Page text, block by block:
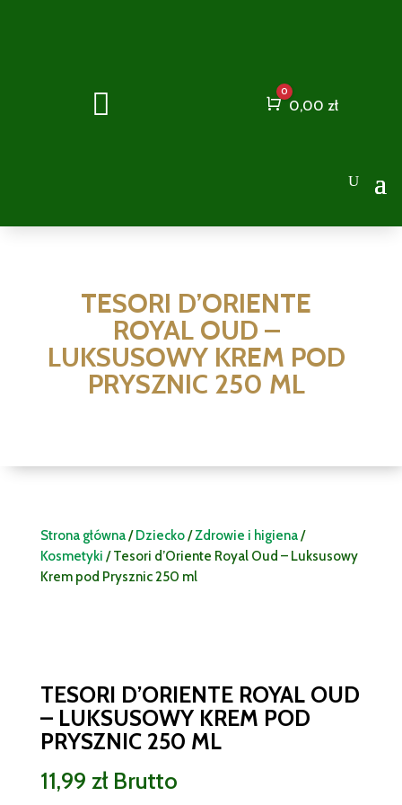
 Cart
0
0,00 zł
TESORI D’ORIENTE
ROYAL OUD –
LUKSUSOWY KREM POD
PRYSZNIC 250 ML
Strona główna/ Dziecko/Zdrowie i higiena/
Kosmetyki / Tesori d’Oriente Royal Oud – Luksusowy
Krem pod Prysznic 250 ml
TESORI D’ORIENTE ROYAL OUD
– LUKSUSOWY KREM POD
PRYSZNIC 250 ML
11,99 zł Brutto